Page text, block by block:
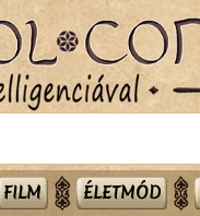
FILM ÉLETMÓD